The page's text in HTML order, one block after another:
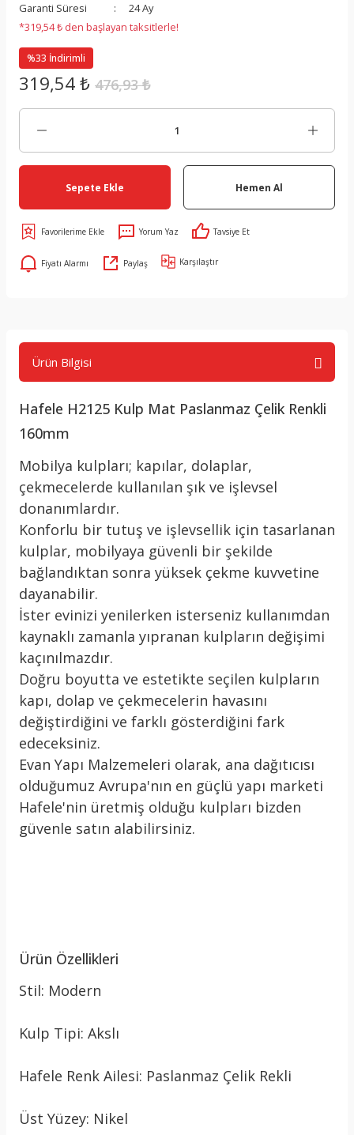
Garanti Süresi
24 Ay
*319,54 ₺ den başlayan taksitlerle!
%33 İndirimli
319,54 ₺ 476,93 ₺
Sepete Ekle Hemen Al
Yorum Yaz Tavsiye Et
Fiyatı Alarmı Paylaş Karşılaştır
Ürün Bilgisi
Hafele H2125 Kulp Mat Paslanmaz Çelik Renkli
160mm
Mobilya kulpları; kapılar, dolaplar,
çekmecelerde kullanılan şık ve işlevsel
donanımlardır.
Konforlu bir tutuş ve işlevsellik için tasarlanan
kulplar, mobilyaya güvenli bir şekilde
bağlandıktan sonra yüksek çekme kuvvetine
dayanabilir.
İster evinizi yenilerken isterseniz kullanımdan
kaynaklı zamanla yıpranan kulpların değişimi
kaçınılmazdır.
Doğru boyutta ve estetikte seçilen kulpların
kapı, dolap ve çekmecelerin havasını
değiştirdiğini ve farklı gösterdiğini fark
edeceksiniz.
Evan Yapı Malzemeleri olarak, ana dağıtıcısı
olduğumuz Avrupa'nın en güçlü yapı marketi
Hafele'nin üretmiş olduğu kulpları bizden
güvenle satın alabilirsiniz.
Ürün Özellikleri
Stil: Modern
Kulp Tipi: Akslı
Hafele Renk Ailesi: Paslanmaz Çelik Rekli
Üst Yüzey: Nikel